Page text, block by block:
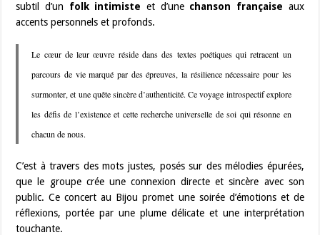
subtil d’un folk intimiste et d’une chanson française aux
accents personnels et profonds.
Le cœur de leur œuvre réside dans des textes poétiques qui retracent un
parcours de vie marqué par des épreuves, la résilience nécessaire pour les
surmonter, et une quête sincère d’authenticité. Ce voyage introspectif explore
les défis de l’existence et cette recherche universelle de soi qui résonne en
chacun de nous.
C’est à travers des mots justes, posés sur des mélodies épurées,
que le groupe crée une connexion directe et sincère avec son
public. Ce concert au Bijou promet une soirée d’émotions et de
réflexions, portée par une plume délicate et une interprétation
touchante.